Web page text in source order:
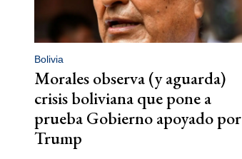
Bolivia
Morales observa (y aguarda)
crisis boliviana que pone a
prueba Gobierno apoyado por
Trump